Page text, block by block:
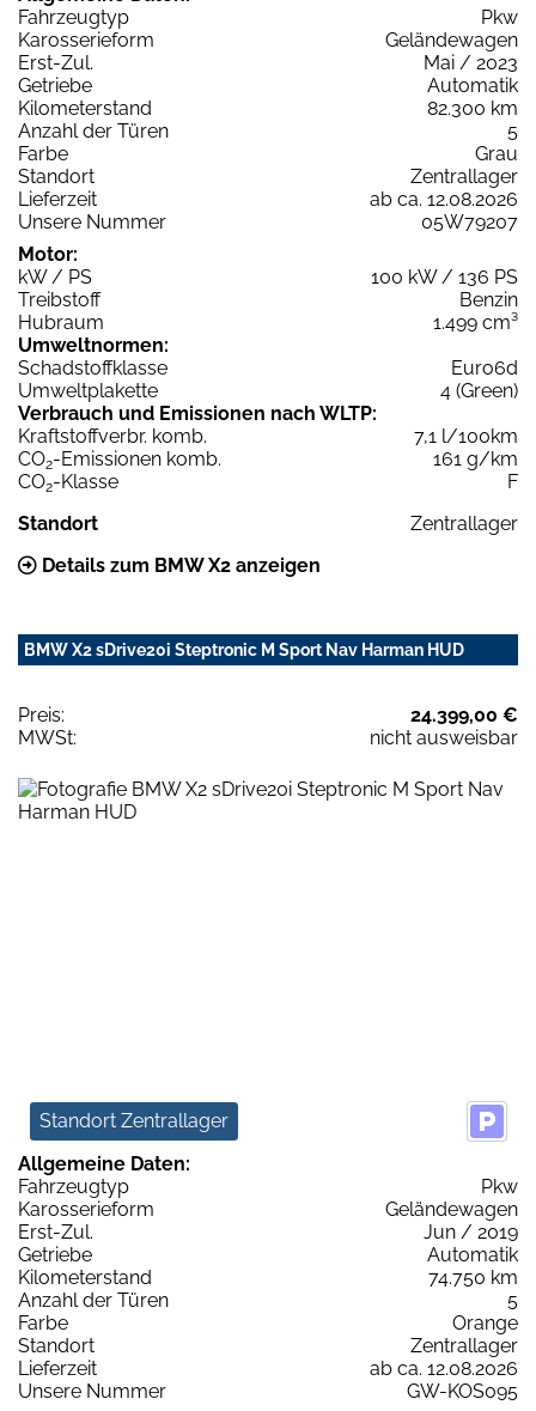
Fahrzeugtyp
Pkw
Karosserieform
Geländewagen
Erst-Zul.
Mai / 2023
Getriebe
Automatik
Kilometerstand
82.300 km
Anzahl der Türen
5
Farbe
Grau
Standort
Zentrallager
Lieferzeit
ab ca. 12.08.2026
Unsere Nummer
05W79207
Motor:
kW / PS
100 kW / 136 PS
Treibstoff
Benzin
Hubraum
1.499 cm³
Umweltnormen:
Schadstoffklasse
Euro6d
Umweltplakette
4 (Green)
Verbrauch und Emissionen nach WLTP:
Kraftstoffverbr. komb.
7,1 l/100km
CO2-Emissionen komb.
161 g/km
CO2-Klasse
F
Standort
Zentrallager
Details zum BMW X2 anzeigen
BMW X2 sDrive20i Steptronic M Sport Nav Harman HUD
Preis:
24.399,00 €
MWSt:
nicht ausweisbar
Standort Zentrallager
Allgemeine Daten:
Fahrzeugtyp
Pkw
Karosserieform
Geländewagen
Erst-Zul.
Jun / 2019
Getriebe
Automatik
Kilometerstand
74.750 km
Anzahl der Türen
5
Farbe
Orange
Standort
Zentrallager
Lieferzeit
ab ca. 12.08.2026
Unsere Nummer
GW-KOS095